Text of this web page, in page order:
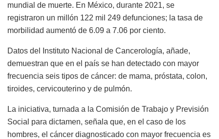
mundial de muerte. En México, durante 2021, se
registraron un millón 122 mil 249 defunciones; la tasa de
morbilidad aumentó de 6.09 a 7.06 por ciento.
Datos del Instituto Nacional de Cancerología, añade,
demuestran que en el país se han detectado con mayor
frecuencia seis tipos de cáncer: de mama, próstata, colon,
tiroides, cervicouterino y de pulmón.
La iniciativa, turnada a la Comisión de Trabajo y Previsión
Social para dictamen, señala que, en el caso de los
hombres, el cáncer diagnosticado con mayor frecuencia es